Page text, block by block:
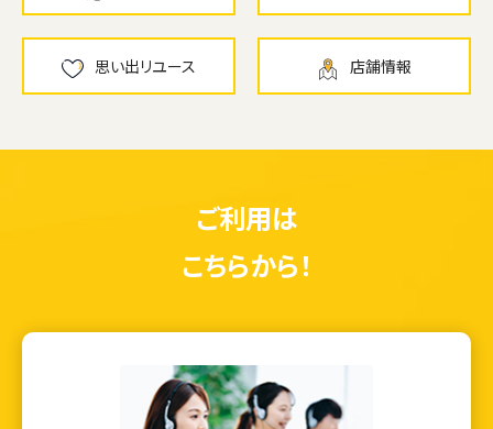
思い出リユース 店舗情報
ご利用は
こちらから！